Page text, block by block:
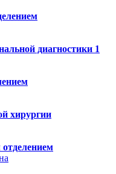
диагностики 1
хирургии